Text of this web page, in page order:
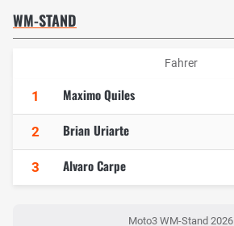
WM-STAND
Fahrer
1 Maximo Quiles
2 Brian Uriarte
3 Alvaro Carpe
Moto3 WM-Stand 2026